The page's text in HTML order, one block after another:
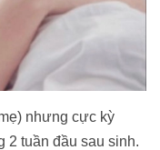
nhưng cực kỳ
2 tuần đầu sau sinh.